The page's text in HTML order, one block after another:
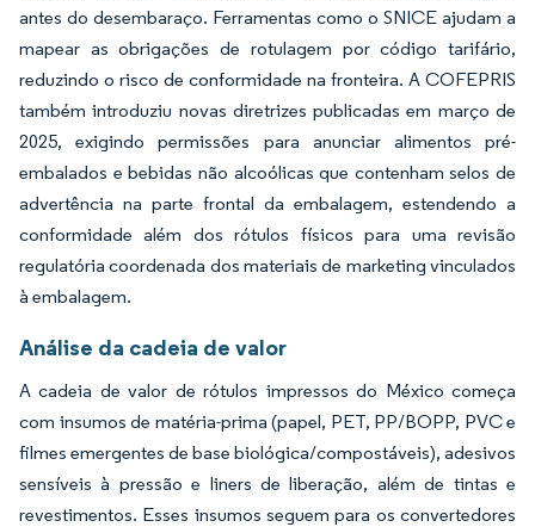
antes do desembaraço. Ferramentas como o SNICE ajudam a
mapear as obrigações de rotulagem por código tarifário,
reduzindo o risco de conformidade na fronteira. A COFEPRIS
também introduziu novas diretrizes publicadas em março de
2025, exigindo permissões para anunciar alimentos pré-
embalados e bebidas não alcoólicas que contenham selos de
advertência na parte frontal da embalagem, estendendo a
conformidade além dos rótulos físicos para uma revisão
regulatória coordenada dos materiais de marketing vinculados
à embalagem.
Análise da cadeia de valor
A cadeia de valor de rótulos impressos do México começa
com insumos de matéria-prima (papel, PET, PP/BOPP, PVC e
filmes emergentes de base biológica/compostáveis), adesivos
sensíveis à pressão e liners de liberação, além de tintas e
revestimentos. Esses insumos seguem para os convertedores